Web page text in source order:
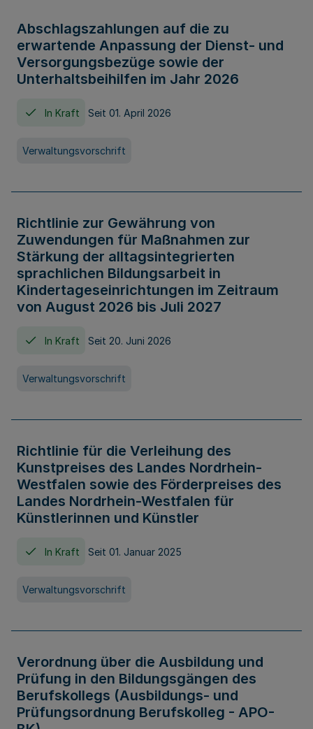
Abschlagszahlungen auf die zu
erwartende Anpassung der Dienst- und
Versorgungsbezüge sowie der
Unterhaltsbeihilfen im Jahr 2026
In Kraft Seit 01. April 2026
Verwaltungsvorschrift
Richtlinie zur Gewährung von
Zuwendungen für Maßnahmen zur
Stärkung der alltagsintegrierten
sprachlichen Bildungsarbeit in
Kindertageseinrichtungen im Zeitraum
von August 2026 bis Juli 2027
In Kraft Seit 20. Juni 2026
Verwaltungsvorschrift
Richtlinie für die Verleihung des
Kunstpreises des Landes Nordrhein-
Westfalen sowie des Förderpreises des
Landes Nordrhein-Westfalen für
Künstlerinnen und Künstler
In Kraft Seit 01. Januar 2025
Verwaltungsvorschrift
Verordnung über die Ausbildung und
Prüfung in den Bildungsgängen des
Berufskollegs (Ausbildungs- und
Prüfungsordnung Berufskolleg - APO-